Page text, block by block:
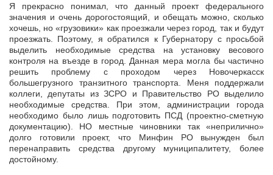
Я прекрасно понимал, что данный проект федерального
значения и очень дорогостоящий, и обещать можно, сколько
хочешь, но «грузовики» как проезжали через город, так и будут
проезжать. Поэтому, я обратился к Губернатору с просьбой
выделить необходимые средства на установку весового
контроля на въезде в город. Данная мера могла бы частично
решить проблему с проходом через Новочеркасск
большегрузного транзитного транспорта. Меня поддержали
коллеги, депутаты из ЗСРО и Правительство РО выделило
необходимые средства. При этом, администрации города
необходимо было лишь подготовить ПСД (проектно-сметную
документацию). НО местные чиновники так «неприлично»
долго готовили проект, что Минфин РО вынужден был
перенаправить средства другому муниципалитету, более
достойному.